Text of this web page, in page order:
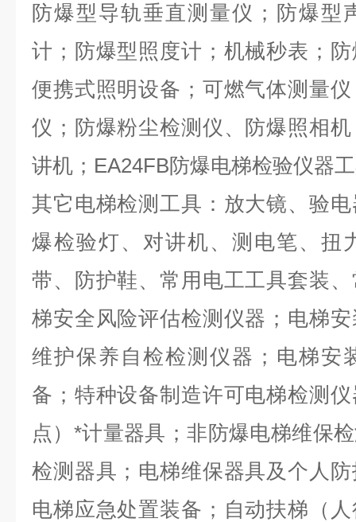
防爆型导轨垂直测量仪 ； 防爆型
计 ； 防爆型照度计 ； 机械秒表 ；
便携式照明设备 ； 可燃气体测量
仪 ； 防爆粉尘检测仪 、 防爆照相
讲机；EA24FB防爆电梯检验仪器
其它 电梯检测工具： 放大镜、验
爆检验灯、 对讲机、测电笔、扭
带、防护鞋、 常用电工工具套装
梯安全风险评估检测仪器；电梯
维护保养自检检测仪器；电梯安
备 ； 特种设备制造许可电梯检测
点）*计量器具 ； 非防爆电梯维保
检测 器具 ； 电梯维保器具及个人
电梯应急处置装备 ； 自动扶梯（